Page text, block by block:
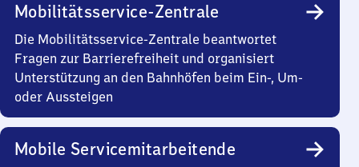
Mobilitätsservice-Zentrale
Die Mobilitätsservice-Zentrale beantwortet
Fragen zur Barrierefreiheit und organisiert
Unterstützung an den Bahnhöfen beim Ein-, Um-
oder Aussteigen
Mobile Servicemitarbeitende